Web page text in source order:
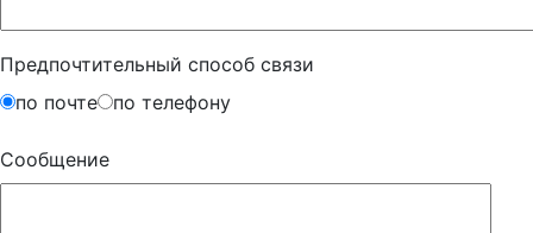
Предпочтительный способ связи
по почте
по телефону
Сообщение